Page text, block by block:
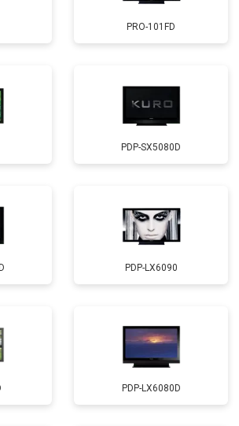
PRO-101FD
PDP-SX5080D
PDP-LX6090
PDP-LX6080D